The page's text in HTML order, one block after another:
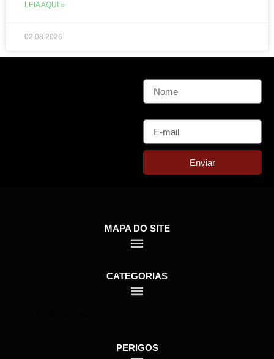
LEIA AQUI »
02.08.2026
Enviar
MAPA DO SITE
CATEGORIAS
PERIGOS